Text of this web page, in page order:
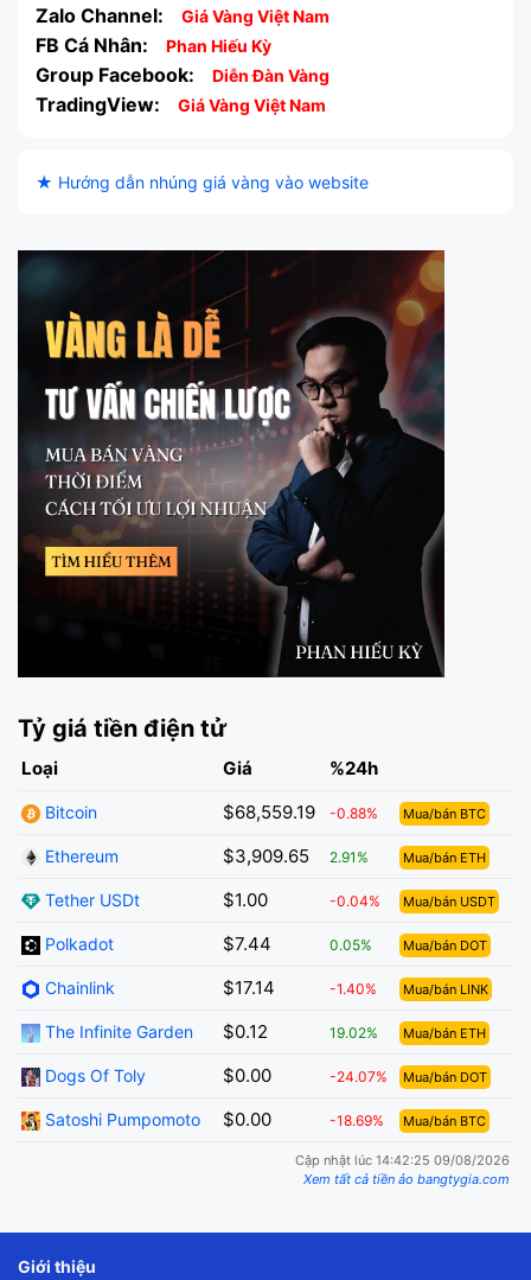
Zalo Channel: Giá Vàng Việt Nam
FB Cá Nhân: Phan Hiếu Kỳ
Group Facebook: Diễn Đàn Vàng
TradingView: Giá Vàng Việt Nam
★ Hướng dẫn nhúng giá vàng vào website
Tỷ giá tiền điện tử
Loại Giá %24h
Bitcoin $68,559.19 -0.88% Mua/bán BTC
Ethereum $3,909.65 2.91% Mua/bán ETH
Tether USDt $1.00 -0.04% Mua/bán USDT
Polkadot $7.44 0.05% Mua/bán DOT
Chainlink $17.14 -1.40% Mua/bán LINK
The Infinite Garden $0.12 19.02% Mua/bán ETH
Dogs Of Toly $0.00 -24.07% Mua/bán DOT
Satoshi Pumpomoto $0.00 -18.69% Mua/bán BTC
Cập nhật lúc 14:42:25 09/08/2026
Xem tất cả tiền ảo bangtygia.com
Giới thiệu